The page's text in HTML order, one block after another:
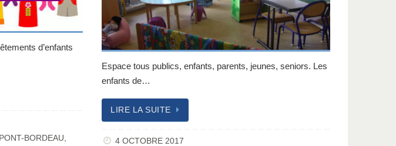
d’enfants
PONT-BORDEAU,
Espace tous publics, enfants, parents, jeunes, seniors. Les
enfants de…
LIRE LA SUITE
4 OCTOBRE 2017